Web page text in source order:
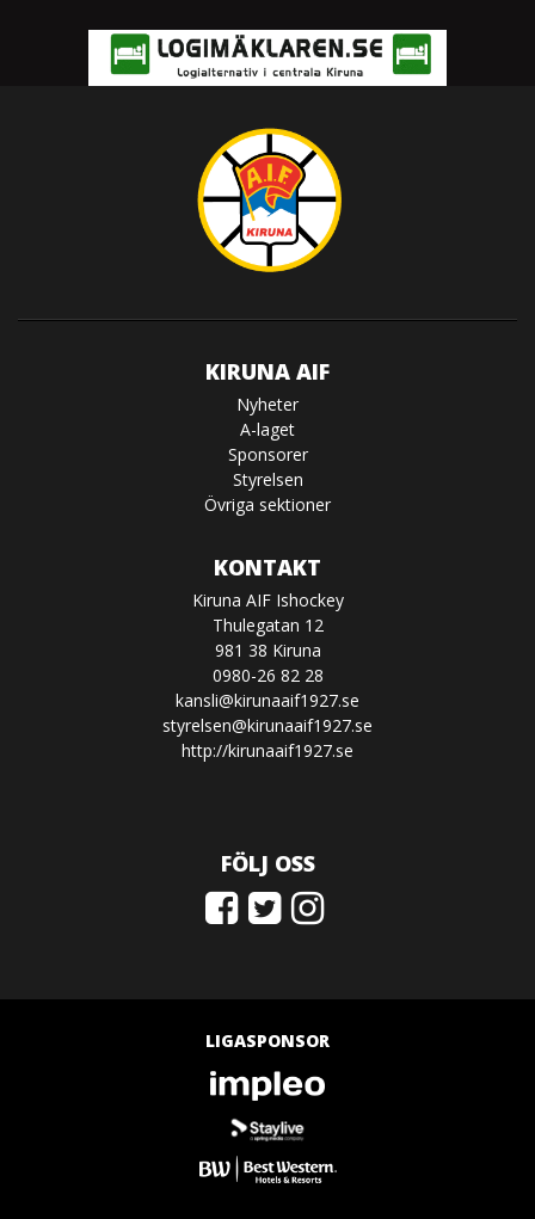
KIRUNA AIF
Nyheter
A-laget
Sponsorer
Styrelsen
Övriga sektioner
KONTAKT
Kiruna AIF Ishockey
Thulegatan 12
981 38 Kiruna
0980-26 82 28
kansli@kirunaaif1927.se
styrelsen@kirunaaif1927.se
http://kirunaaif1927.se
FÖLJ OSS
LIGASPONSOR